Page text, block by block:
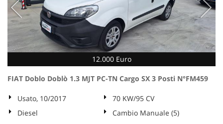
12.000 Euro
FIAT Doblo Doblò 1.3 MJT PC-TN Cargo SX 3 Posti N°FM459
Usato, 10/2017
70 KW/95 CV
Diesel
Cambio Manuale (5)